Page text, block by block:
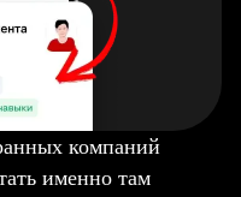
компаний
именно там